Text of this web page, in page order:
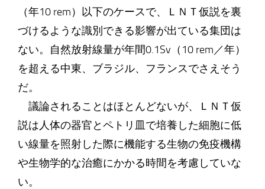
（年10 rem）以下のケースで、ＬＮＴ仮説を裏
づけるような識別できる影響が出ている集団は
ない。自然放射線量が年間0.1Sv（10 rem／年）
を超える中東、ブラジル、フランスでさえそう
だ。
議論されることはほとんどないが、ＬＮＴ仮
説は人体の器官とペトリ皿で培養した細胞に低
い線量を照射した際に機能する生物の免疫機構
や生物学的な治癒にかかる時間を考慮していな
い。